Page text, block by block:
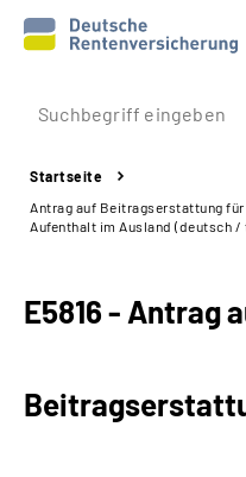
Prävention
Reha
Beratung & Kontakt
Experten
Startseite
Antrag auf Beitragserstattung
Aufenthalt im Ausland (deutsch /
E5816 - Antrag